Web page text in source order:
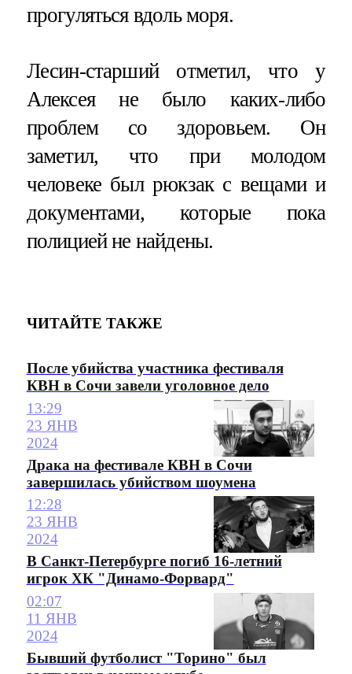
прогуляться вдоль моря.
Лесин-старший отметил, что у
Алексея не было каких-либо
проблем со здоровьем. Он
заметил, что при молодом
человеке был рюкзак с вещами и
документами, которые пока
полицией не найдены.
ЧИТАЙТЕ ТАКЖЕ
После убийства участника фестиваля
КВН в Сочи завели уголовное дело
13:29
23 ЯНВ
2024
Драка на фестивале КВН в Сочи
завершилась убийством шоумена
12:28
23 ЯНВ
2024
В Санкт-Петербурге погиб 16-летний
игрок ХК "Динамо-Форвард"
02:07
11 ЯНВ
2024
Бывший футболист "Торино" был